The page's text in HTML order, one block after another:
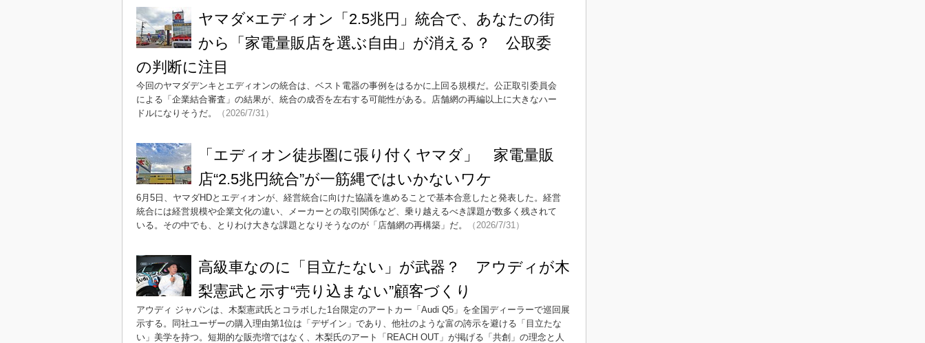
ヤマダ×エディオン「2.5兆円」統合で、あなたの街
から「家電量販店を選ぶ自由」が消える？ 公取委
の判断に注目
今回のヤマダデンキとエディオンの統合は、ベスト電器の事例をはるかに上回る規模だ。公正取引委員会
による「企業結合審査」の結果が、統合の成否を左右する可能性がある。店舗網の再編以上に大きなハー
ドルになりそうだ。
（2026/7/31）
「エディオン徒歩圏に張り付くヤマダ」 家電量販
店“2.5兆円統合”が一筋縄ではいかないワケ
6月5日、ヤマダHDとエディオンが、経営統合に向けた協議を進めることで基本合意したと発表した。経営
統合には経営規模や企業文化の違い、メーカーとの取引関係など、乗り越えるべき課題が数多く残されて
いる。その中でも、とりわけ大きな課題となりそうなのが「店舗網の再構築」だ。
（2026/7/31）
高級車なのに「目立たない」が武器？ アウディが木
梨憲武と示す“売り込まない”顧客づくり
アウディ ジャパンは、木梨憲武氏とコラボした1台限定のアートカー「Audi Q5」を全国ディーラーで巡回展
示する。同社ユーザーの購入理由第1位は「デザイン」であり、他社のような富の誇示を避ける「目立たな
い」美学を持つ。短期的な販売増ではなく、木梨氏のアート「REACH OUT」が掲げる「共創」の理念と人